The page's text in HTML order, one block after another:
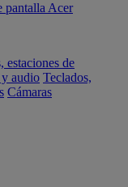
pantalla Acer
estaciones de
audio Teclados,
Cámaras